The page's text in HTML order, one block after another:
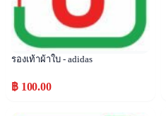
รองเท้าผ้าใบ - adidas
฿ 100.00